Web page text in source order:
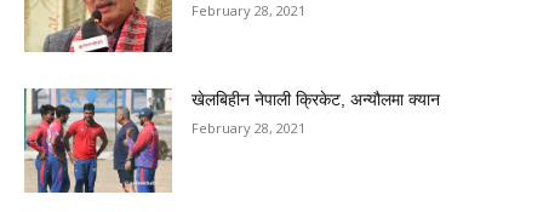
February 28, 2021
खेलबिहीन नेपाली क्रिकेट, अन्यौलमा क्यान
February 28, 2021